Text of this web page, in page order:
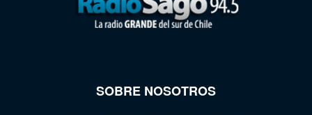
SOBRE NOSOTROS